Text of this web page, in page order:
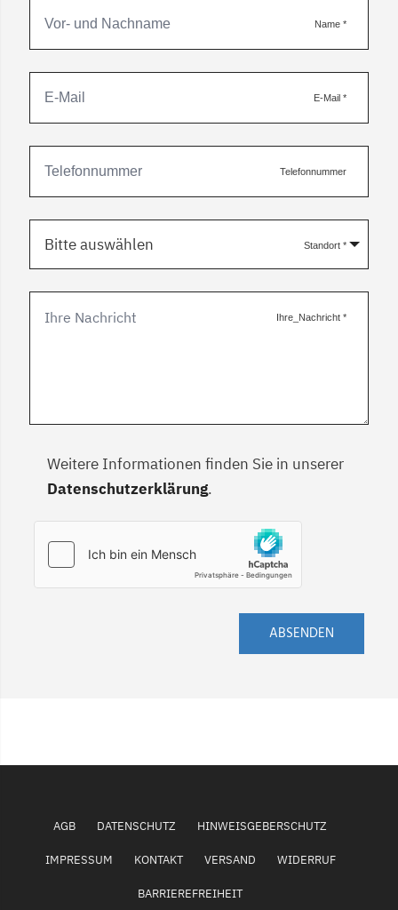
Name *
E-Mail *
Telefonnummer
Standort *
Bitte auswählen
Ihre_Nachricht *
Weitere Informationen finden Sie in unserer
Datenschutzerklärung.
ABSENDEN
AGB DATENSCHUTZ HINWEISGEBERSCHUTZ
IMPRESSUM KONTAKT VERSAND WIDERRUF
BARRIEREFREIHEIT